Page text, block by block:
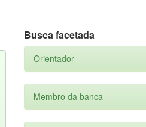
Busca facetada
Orientador
Membro da banca